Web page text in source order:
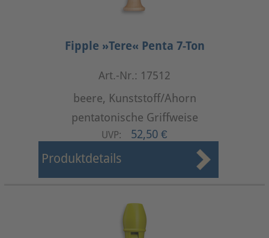
Fipple »Tere« Penta 7-Ton
Art.-Nr.: 17512
beere, Kunststoff/Ahorn
pentatonische Griffweise
UVP: 52,50 €
Produktdetails